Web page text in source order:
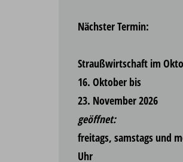
Nächster Termin:
Straußwirtschaft im
16. Oktober bis
23. November 2026
geöffnet:
freitags, samstags und
Uhr